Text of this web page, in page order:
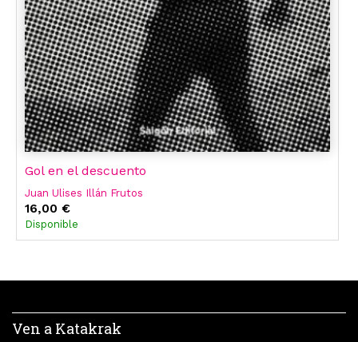
Gol en el descuento
Juan Ulises Illán Frutos
16,00 €
Disponible
Ven a Katakrak